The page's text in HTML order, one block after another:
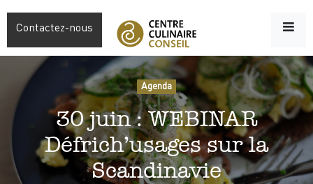
Contactez-nous
Agenda
30 juin : WEBINAR
Défrich’usages sur la
Scandinavie